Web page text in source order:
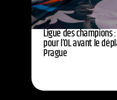
Ligue des champions
pour l’OL avant le
Prague